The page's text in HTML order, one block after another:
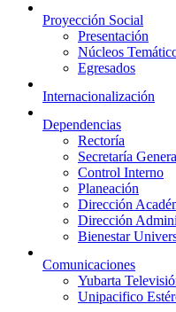
Proyección Social
Presentación
Núcleos
Egresados
Internacionalización
Dependencias
Rectoría
Secretaría
Control Interno
Planeación
Dirección
Dirección
Bienestar
Comunicaciones
Yubarta
Unipacifico